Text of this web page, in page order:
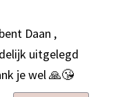
Daan ,
uitgelegd
je wel 🙏😘